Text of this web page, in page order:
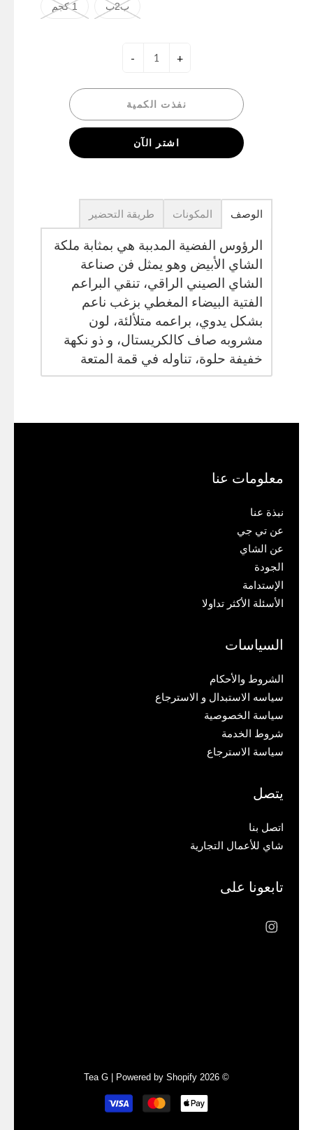
1 كجم ب2ب
- +
نفذت الكمية
اشتر الآن
الوصف المكونات طريقة التحضير
الرؤوس الفضية المدببة هي بمثابة ملكة
الشاي الأبيض وهو يمثل فن صناعة
الشاي الصيني الراقي، تنقي البراعم
الفتية البيضاء المغطي بزغب ناعم
بشكل يدوي، براعمه متلألئة، لون
مشروبه صاف كالكريستال، و ذو نكهة
خفيفة حلوة، تناوله في قمة المتعة
معلومات عنا
نبذة عنا
عن تي جي
عن الشاي
الجودة
الإستدامة
الأسئلة الأكثر تداولا
السياسات
الشروط والأحكام
سياسه الاستبدال و الاسترجاع
سياسة الخصوصية
شروط الخدمة
سياسة الاسترجاع
يتصل
اتصل بنا
شاي للأعمال التجارية
تابعونا على
© 2026
Tea G Powered by Shopify